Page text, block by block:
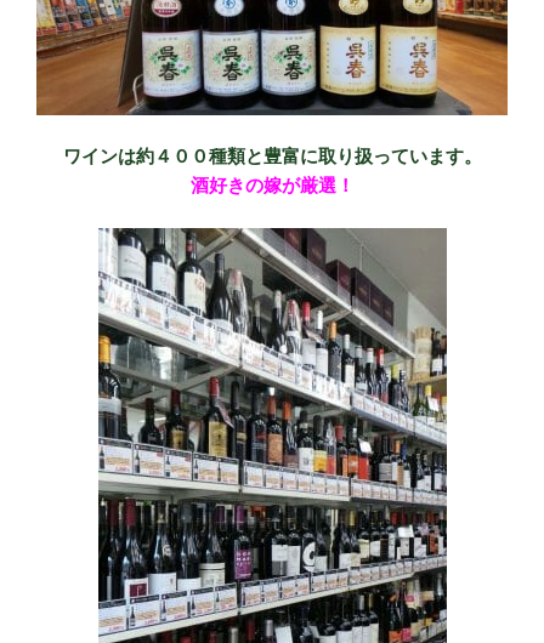
ワインは約４００種類と豊富に取り扱っています。
酒好きの嫁が厳選！